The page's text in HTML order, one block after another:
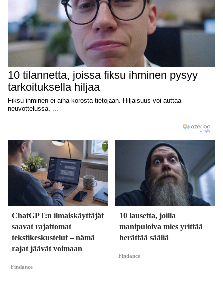
ChatGPT:n ilmaiskäyttäjät
saavat rajattomat
tekstikeskustelut – nämä
rajat jäävät voimaan
Findance
10 lausetta, joilla
manipuloiva mies yrittää
herättää sääliä
Findance